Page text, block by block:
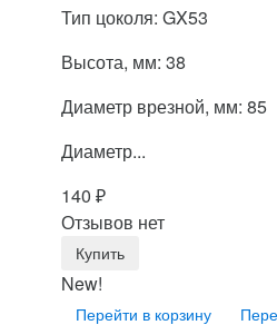
Тип цоколя: GX53
Высота, мм: 38
Диаметр врезной, мм: 85
Диаметр...
140 ₽
Отзывов нет
New!
Перейти в корзину